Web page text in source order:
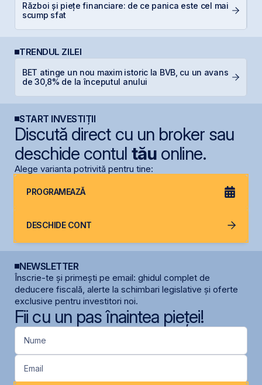
Război și piețe financiare: de ce panica este cel mai
scump sfat
TRENDUL ZILEI
BET atinge un nou maxim istoric la BVB, cu un avans
de 30,8% de la începutul anului
START INVESTIȚII
Discută direct cu un broker sau
deschide contul tăuonline.
Alege varianta potrivită pentru tine:
PROGRAMEAZĂ
DESCHIDE CONT
NEWSLETTER
Înscrie-te și primești pe email: ghidul complet de
deducere fiscală, alerte la schimbari legislative și oferte
exclusive pentru investitori noi.
Fii cu un pas înaintea pieței!
Nume
Email